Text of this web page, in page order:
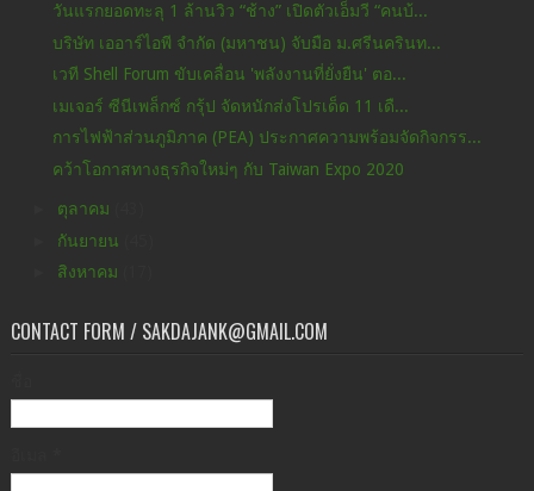
วันแรกยอดทะลุ 1 ล้านวิว “ช้าง” เปิดตัวเอ็มวี “คนบ้...
บริษัท เออาร์ไอพี จำกัด (มหาชน) จับมือ ม.ศรีนครินท...
เวที Shell Forum ขับเคลื่อน 'พลังงานที่ยั่งยืน' ตอ...
เมเจอร์ ซีนีเพล็กซ์ กรุ้ป จัดหนักส่งโปรเด็ด 11 เดื...
การไฟฟ้าส่วนภูมิภาค (PEA) ประกาศความพร้อมจัดกิจกรร...
คว้าโอกาสทางธุรกิจใหม่ๆ กับ Taiwan Expo 2020
ตุลาคม
กันยายน
สิงหาคม
CONTACT FORM / SAKDAJANK@GMAIL.COM